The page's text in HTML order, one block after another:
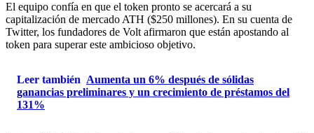
El equipo confía en que el token pronto se acercará a su
capitalización de mercado ATH ($250 millones). En su cuenta de
Twitter, los fundadores de Volt afirmaron que están apostando al
token para superar este ambicioso objetivo.
Leer también Aumenta un 6% después de sólidas
ganancias preliminares y un crecimiento de préstamos del
131%